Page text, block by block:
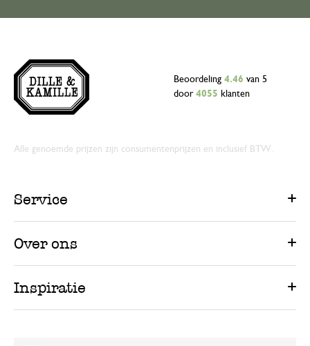
Beoordeling 4.46 van 5
door 4055 klanten
Alle genoemde prijzen zijn consumentenprijzen en inclusief BTW.
Service
Over ons
Inspiratie